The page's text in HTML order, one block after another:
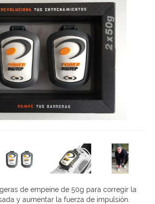
de empeine de 50g para corregir la
y aumentar la fuerza de impulsión.